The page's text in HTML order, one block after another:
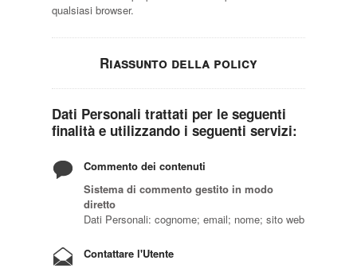
qualsiasi browser.
Riassunto della policy
Dati Personali trattati per le seguenti
finalità e utilizzando i seguenti servizi:
Commento dei contenuti
Sistema di commento gestito in modo
diretto
Dati Personali: cognome; email; nome; sito web
Contattare l'Utente